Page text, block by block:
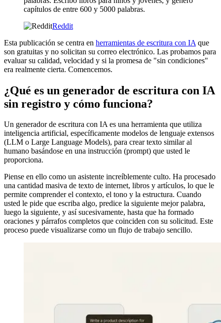
capítulos de entre 600 y 5000 palabras.
Reddit
Esta publicación se centra en herramientas de escritura con IA que
son gratuitas y no solicitan su correo electrónico. Las probamos para
evaluar su calidad, velocidad y si la promesa de "sin condiciones"
era realmente cierta. Comencemos.
¿Qué es un generador de escritura con IA
sin registro y cómo funciona?
Un generador de escritura con IA es una herramienta que utiliza
inteligencia artificial, específicamente modelos de lenguaje extensos
(LLM o Large Language Models), para crear texto similar al
humano basándose en una instrucción (prompt) que usted le
proporciona.
Piense en ello como un asistente increíblemente culto. Ha procesado
una cantidad masiva de texto de internet, libros y artículos, lo que le
permite comprender el contexto, el tono y la estructura. Cuando
usted le pide que escriba algo, predice la siguiente mejor palabra,
luego la siguiente, y así sucesivamente, hasta que ha formado
oraciones y párrafos completos que coinciden con su solicitud. Este
proceso puede visualizarse como un flujo de trabajo sencillo.